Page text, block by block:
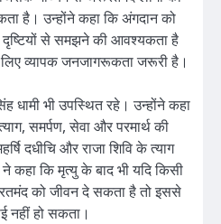
है। उन्होंने कहा कि अंगदान को
दृष्टियों से समझने की आवश्यकता है
व्यापक जनजागरूकता जरूरी है।
धामी भी उपस्थित रहे। उन्होंने कहा
समर्पण, सेवा और परमार्थ की
दधीचि और राजा शिवि के त्याग
कि मृत्यु के बाद भी यदि किसी
को जीवन दे सकता है तो इससे
नहीं हो सकता।